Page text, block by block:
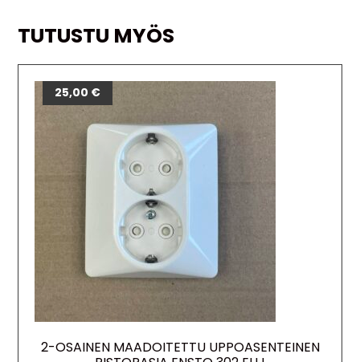
TUTUSTU MYÖS
2-OSAINEN MAADOITETTU UPPOASENTEINEN
25,00 €